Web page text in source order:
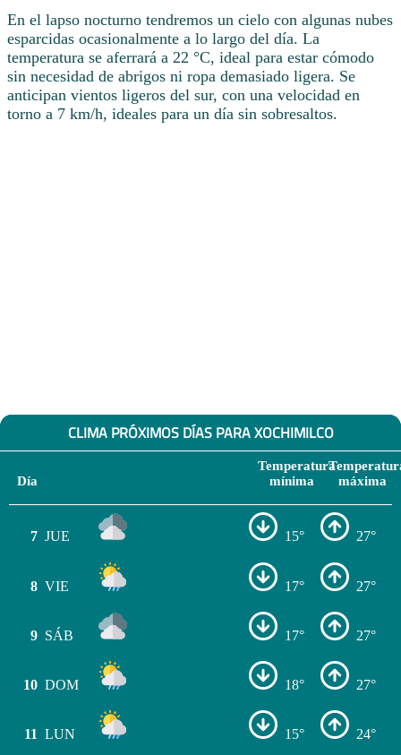
En el lapso nocturno tendremos un cielo con algunas nubes
esparcidas ocasionalmente a lo largo del día. La
temperatura se aferrará a 22 °C, ideal para estar cómodo
sin necesidad de abrigos ni ropa demasiado ligera. Se
anticipan vientos ligeros del sur, con una velocidad en
torno a 7 km/h, ideales para un día sin sobresaltos.
CLIMA PRÓXIMOS DÍAS PARA XOCHIMILCO
Día
Temperatura
mínima
máxima
7 JUE 15° 27°
8 VIE 17° 27°
9 SÁB 17° 27°
10 DOM 18° 27°
11 LUN 15° 24°